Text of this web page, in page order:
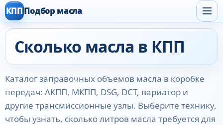
КПППодбор масла
Сколько масла в КПП
Каталог заправочных объемов масла в коробке
передач: АКПП, МКПП, DSG, DCT, вариатор и
другие трансмиссионные узлы. Выберите технику,
чтобы узнать, сколько литров масла требуется для